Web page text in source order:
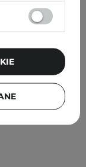
Shampoo -